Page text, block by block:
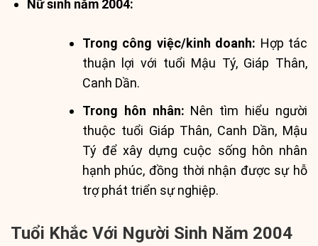
Nữ sinh năm 2004:
Trong công việc/kinh doanh: Hợp tác
thuận lợi với tuổi Mậu Tý, Giáp Thân,
Canh Dần.
Trong hôn nhân: Nên tìm hiểu người
thuộc tuổi Giáp Thân, Canh Dần, Mậu
Tý để xây dựng cuộc sống hôn nhân
hạnh phúc, đồng thời nhận được sự hỗ
trợ phát triển sự nghiệp.
Tuổi Khắc Với Người Sinh Năm 2004